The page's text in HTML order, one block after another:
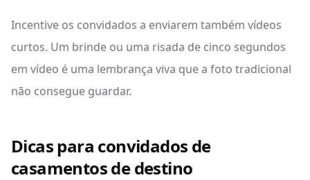
Incentive os convidados a enviarem também vídeos
curtos. Um brinde ou uma risada de cinco segundos
em vídeo é uma lembrança viva que a foto tradicional
não consegue guardar.
Dicas para convidados de
casamentos de destino